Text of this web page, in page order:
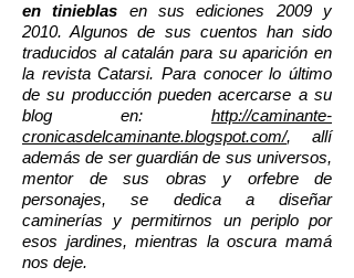
en tinieblas en sus ediciones 2009 y
2010. Algunos de sus cuentos han sido
traducidos al catalán para su aparición en
la revista Catarsi. Para conocer lo último
de su producción pueden acercarse a su
blog en: http://caminante-
cronicasdelcaminante.blogspot.com/, allí
además de ser guardián de sus universos,
mentor de sus obras y orfebre de
personajes, se dedica a diseñar
caminerías y permitirnos un periplo por
esos jardines, mientras la oscura mamá
nos deje.